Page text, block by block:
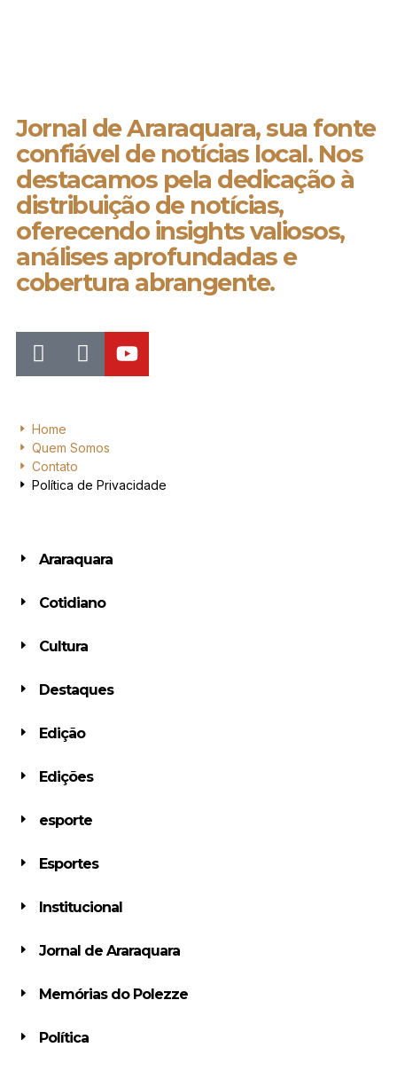
Jornal de Araraquara, sua fonte
confiável de notícias local. Nos
destacamos pela dedicação à
distribuição de notícias,
oferecendo insights valiosos,
análises aprofundadas e
cobertura abrangente.
Home
Quem Somos
Contato
Política de Privacidade
Araraquara
Cotidiano
Cultura
Destaques
Edição
Edições
esporte
Esportes
Institucional
Jornal de Araraquara
Memórias do Polezze
Política